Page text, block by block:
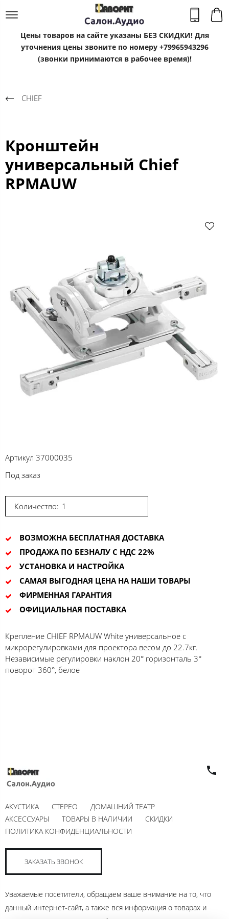
Цены товаров на сайте указаны БЕЗ СКИДКИ! Для
уточнения цены звоните по номеру +79965943296
(звонки принимаются в рабочее время)!
CHIEF
Кронштейн
универсальный Chief
RPMAUW
Артикул 37000035
Под заказ
Количество:
ВОЗМОЖНА БЕСПЛАТНАЯ ДОСТАВКА
ПРОДАЖА ПО БЕЗНАЛУ С НДС 22%
УСТАНОВКА И НАСТРОЙКА
САМАЯ ВЫГОДНАЯ ЦЕНА НА НАШИ ТОВАРЫ
ФИРМЕННАЯ ГАРАНТИЯ
ОФИЦИАЛЬНАЯ ПОСТАВКА
Крепление CHIEF RPMAUW White универсальное с
микрорегулировками для проектора весом до 22.7кг.
Независимые регулировки наклон 20° горизонталь 3°
поворот 360°, белое
АКУСТИКА СТЕРЕО
ДОМАШНИЙ ТЕАТР
АКСЕССУАРЫ
ТОВАРЫ В НАЛИЧИИ
СКИДКИ
ПОЛИТИКА КОНФИДЕНЦИАЛЬНОСТИ
ЗАКАЗАТЬ ЗВОНОК
Уважаемые посетители, обращаем ваше внимание на то, что
данный интернет-сайт, а также вся информация о товарах и